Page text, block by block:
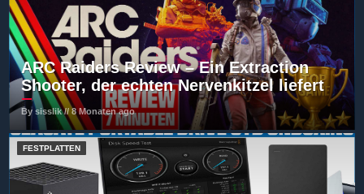
ARC Raiders Review – Ein Extraction
Shooter, der echten Nervenkitzel liefert
By sisslik // 8 Monaten ago
FESTPLATTEN